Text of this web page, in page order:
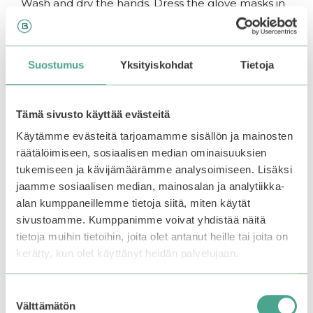
Suostumus Yksityiskohdat Tietoja
Tämä sivusto käyttää evästeitä
Käytämme evästeitä tarjoamamme sisällön ja mainosten
räätälöimiseen, sosiaalisen median ominaisuuksien
tukemiseen ja kävijämäärämme analysoimiseen. Lisäksi
jaamme sosiaalisen median, mainosalan ja analytiikka-
alan kumppaneillemme tietoja siitä, miten käytät
sivustoamme. Kumppanimme voivat yhdistää näitä
tietoja muihin tietoihin, joita olet antanut heille tai joita on
kerätty, kun olet käyttänyt heidän palvelujaan.
valinta
Välttämätön
Wash and dry the hands. Dress the glove masks in
to the hands and massage softly. Leave in for 15-20
minutes and let the residue sink into the skin.
You may also like…